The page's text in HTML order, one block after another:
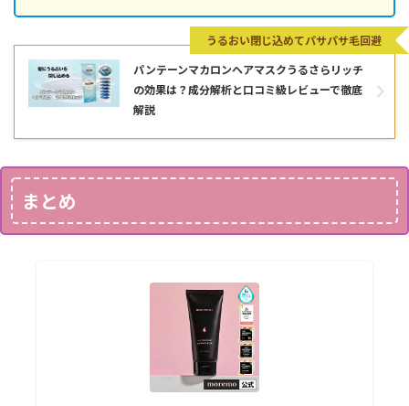
パンテーンマカロンヘアマスクうるさらリッチ
の効果は？成分解析と口コミ級レビューで徹底
解説
うるおい閉じ込めてパサパサ毛回避
まとめ